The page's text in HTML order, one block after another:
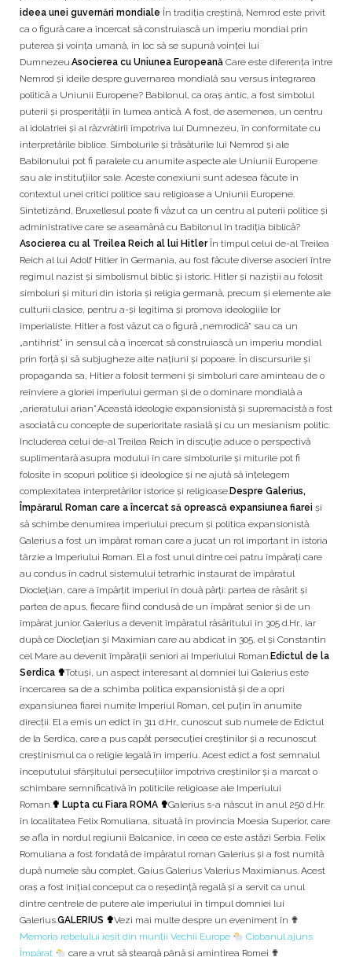
ideea unei guvernări mondiale În tradiția creștină, Nemrod este privit
ca o figură care a încercat să construiască un imperiu mondial prin
puterea și voința umană, în loc să se supună voinței lui
Dumnezeu.Asocierea cu Uniunea Europeană Care este diferența între
Nemrod și ideile despre guvernarea mondială sau versus integrarea
politică a Uniunii Europene? Babilonul, ca oraș antic, a fost simbolul
puterii și prosperității în lumea antică. A fost, de asemenea, un centru
al idolatriei și al răzvrătirii împotriva lui Dumnezeu, în conformitate cu
interpretările biblice. Simbolurile și trăsăturile lui Nemrod și ale
Babilonului pot fi paralele cu anumite aspecte ale Uniunii Europene
sau ale instituțiilor sale. Aceste conexiuni sunt adesea făcute în
contextul unei critici politice sau religioase a Uniunii Europene.
Sintetizând, Bruxellesul poate fi văzut ca un centru al puterii politice și
administrative care se aseamănă cu Babilonul în tradiția biblică?
Asocierea cu al Treilea Reich al lui HitlerÎn timpul celui de-al Treilea
Reich al lui Adolf Hitler în Germania, au fost făcute diverse asocieri între
regimul nazist și simbolismul biblic și istoric. Hitler și naziștii au folosit
simboluri și mituri din istoria și religia germană, precum și elemente ale
culturii clasice, pentru a-și legitima și promova ideologiile lor
imperialiste. Hitler a fost văzut ca o figură „nemrodică” sau ca un
„antihrist” în sensul că a încercat să construiască un imperiu mondial
prin forță și să subjugheze alte națiuni și popoare. În discursurile și
propaganda sa, Hitler a folosit termeni și simboluri care aminteau de o
reînviere a gloriei imperiului german și de o dominare mondială a
„arieratului arian”.Această ideologie expansionistă și supremacistă a fost
asociată cu concepte de superioritate rasială și cu un mesianism politic.
Includerea celui de-al Treilea Reich în discuție aduce o perspectivă
suplimentară asupra modului în care simbolurile și miturile pot fi
folosite în scopuri politice și ideologice și ne ajută să înțelegem
complexitatea interpretărilor istorice și religioase.Despre Galerius,
Împărarul Roman care a încercat să oprească expansiunea fiarei și
să schimbe denumirea imperiului precum și politica expansionistă.
Galerius a fost un împărat roman care a jucat un rol important în istoria
târzie a Imperiului Roman. El a fost unul dintre cei patru împărați care
au condus în cadrul sistemului tetrarhic instaurat de împăratul
Dioclețian, care a împărțit imperiul în două părți: partea de răsărit și
partea de apus, fiecare fiind condusă de un împărat senior și de un
împărat junior. Galerius a devenit împăratul răsăritului în 305 d.Hr., iar
după ce Dioclețian și Maximian care au abdicat în 305, el și Constantin
cel Mare au devenit împărații seniori ai Imperiului Roman.Edictul de la
Serdica ✟Totuși, un aspect interesant al domniei lui Galerius este
încercarea sa de a schimba politica expansionistă și de a opri
expansiunea fiarei numite Imperiul Roman, cel puțin în anumite
direcții. El a emis un edict în 311 d.Hr., cunoscut sub numele de Edictul
de la Serdica, care a pus capăt persecuției creștinilor și a recunoscut
creștinismul ca o religie legală în imperiu. Acest edict a fost semnalul
începutului sfârșitului persecuțiilor împotriva creștinilor și a marcat o
schimbare semnificativă în politicile religioase ale Imperiului
Roman.✟ Lupta cu Fiara ROMA ✟Galerius s-a născut în anul 250 d.Hr.
în localitatea Felix Romuliana, situată în provincia Moesia Superior, care
se afla în nordul regiunii Balcanice, în ceea ce este astăzi Serbia. Felix
Romuliana a fost fondată de împăratul roman Galerius și a fost numită
după numele său complet, Gaius Galerius Valerius Maximianus. Acest
oraș a fost inițial conceput ca o reședință regală și a servit ca unul
dintre centrele de putere ale imperiului în timpul domniei lui
Galerius.GALERIUS ✟Vezi mai multe despre un eveniment în ✟
Memoria rebelului ieșit din munții Vechii Europe
Ciobanul ajuns
Împărat
care a vrut să șteargă până și amintirea Romei ✟